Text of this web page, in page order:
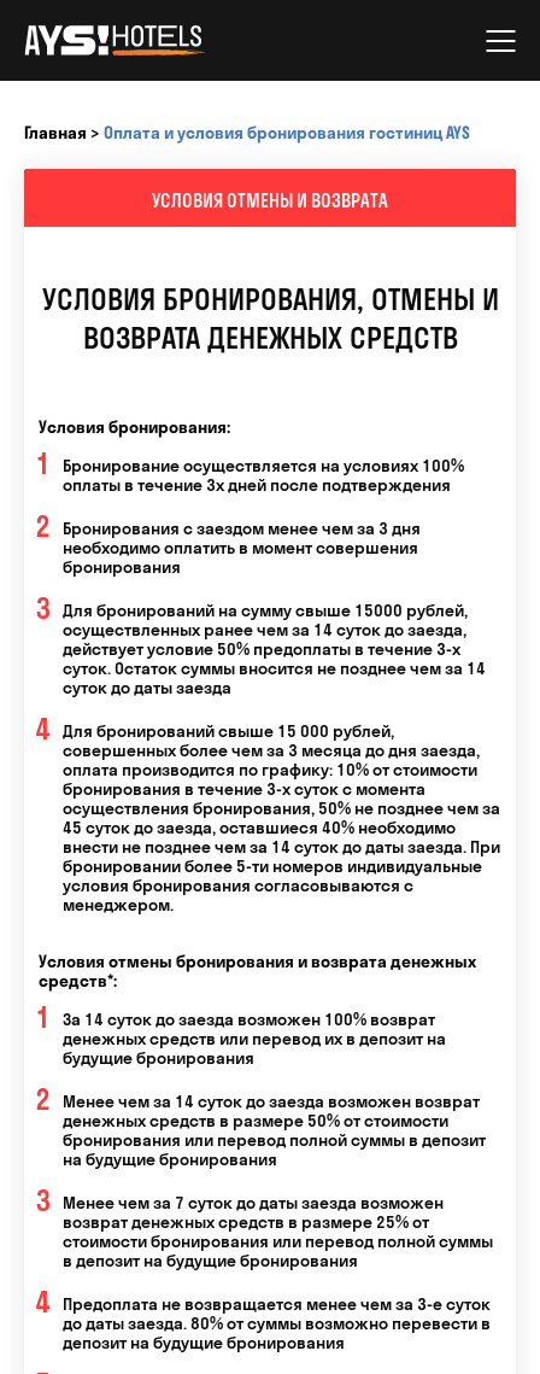
Главная > Оплата и условия бронирования гостиниц AYS
УСЛОВИЯ ОТМЕНЫ И ВОЗВРАТА
УСЛОВИЯ БРОНИРОВАНИЯ, ОТМЕНЫ И
ВОЗВРАТА ДЕНЕЖНЫХ СРЕДСТВ
Условия бронирования:
Бронирование осуществляется на условиях 100%
оплаты в течение 3х дней после подтверждения
Бронирования с заездом менее чем за 3 дня
необходимо оплатить в момент совершения
бронирования
Для бронирований на сумму свыше 15000 рублей,
осуществленных ранее чем за 14 суток до заезда,
действует условие 50% предоплаты в течение 3-х
суток. Остаток суммы вносится не позднее чем за 14
суток до даты заезда
Для бронирований свыше 15 000 рублей,
совершенных более чем за 3 месяца до дня заезда,
оплата производится по графику: 10% от стоимости
бронирования в течение 3-х суток с момента
осуществления бронирования, 50% не позднее чем за
45 суток до заезда, оставшиеся 40% необходимо
внести не позднее чем за 14 суток до даты заезда. При
бронировании более 5-ти номеров индивидуальные
условия бронирования согласовываются с
менеджером.
Условия отмены бронирования и возврата денежных
средств*:
За 14 суток до заезда возможен 100% возврат
денежных средств или перевод их в депозит на
будущие бронирования
Менее чем за 14 суток до заезда возможен возврат
денежных средств в размере 50% от стоимости
бронирования или перевод полной суммы в депозит
на будущие бронирования
Менее чем за 7 суток до даты заезда возможен
возврат денежных средств в размере 25% от
стоимости бронирования или перевод полной суммы
в депозит на будущие бронирования
Предоплата не возвращается менее чем за 3-е суток
до даты заезда. 80% от суммы возможно перевести в
депозит на будущие бронирования